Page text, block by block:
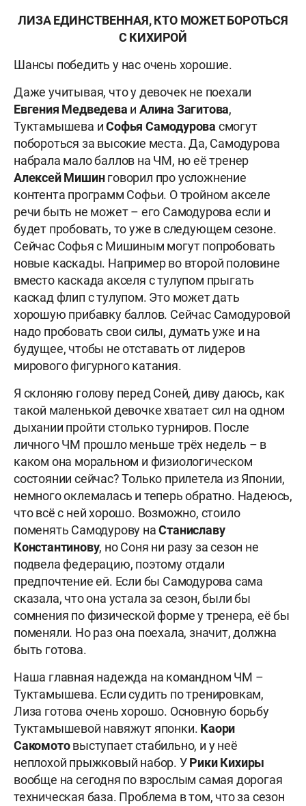
ЛИЗА ЕДИНСТВЕННАЯ, КТО МОЖЕТ БОРОТЬСЯ
С КИХИРОЙ
Шансы победить у нас очень хорошие.
Даже учитывая, что у девочек не поехали
Евгения Медведева иАлина Загитова,
Туктамышева иСофья Самодурова смогут
побороться за высокие места. Да, Самодурова
набрала мало баллов на ЧМ, но её тренер
Алексей Мишинговорил про усложнение
контента программ Софьи. О тройном акселе
речи быть не может – его Самодурова если и
будет пробовать, то уже в следующем сезоне.
Сейчас Софья с Мишиным могут попробовать
новые каскады. Например во второй половине
вместо каскада акселя с тулупом прыгать
каскад флип с тулупом. Это может дать
хорошую прибавку баллов. Сейчас Самодуровой
надо пробовать свои силы, думать уже и на
будущее, чтобы не отставать от лидеров
мирового фигурного катания.
Я склоняю голову перед Соней, диву даюсь, как
такой маленькой девочке хватает сил на одном
дыхании пройти столько турниров. После
личного ЧМ прошло меньше трёх недель – в
каком она моральном и физиологическом
состоянии сейчас? Только прилетела из Японии,
немного оклемалась и теперь обратно. Надеюсь,
что всё с ней хорошо. Возможно, стоило
поменять Самодурову наСтаниславу
Константинову, но Соня ни разу за сезон не
подвела федерацию, поэтому отдали
предпочтение ей. Если бы Самодурова сама
сказала, что она устала за сезон, были бы
сомнения по физической форме у тренера, её бы
поменяли. Но раз она поехала, значит, должна
быть готова.
Наша главная надежда на командном ЧМ –
Туктамышева. Если судить по тренировкам,
Лиза готова очень хорошо. Основную борьбу
Туктамышевой навяжут японки. Каори
Сакомотовыступает стабильно, и у неё
неплохой прыжковый набор. УРики Кихиры
вообще на сегодня по взрослым самая дорогая
техническая база. Проблема в том, что за сезон